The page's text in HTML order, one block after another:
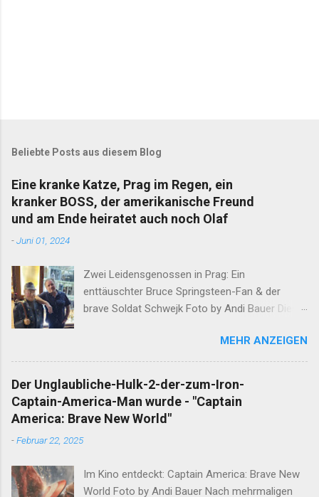
m
t
a
r
e
ö
f
f
e
n
t
h
n
Beliebte Posts aus diesem Blog
Eine kranke Katze, Prag im Regen, ein
kranker BOSS, der amerikanische Freund
und am Ende heiratet auch noch Olaf
-Juni 01, 2024
Zwei Leidensgenossen in Prag: Ein
enttäuschter Bruce Springsteen-Fan & der
brave Soldat Schwejk Foto by Andi Bauer Dieser
lange abgeschlossen. Unfassbare Ereignisse
innerhalb einer Woche verlangen jedoch eine
neuerliche Öffnung. Ergänzend darf erwähnt
werden, dass Alan am Ende dieser
Wahnsinnswoche seine Frau Mutter anrief. Er
eingekriegt hat, sagte Sie den entscheidenden
MEHR ANZEIGEN
Der Unglaubliche-Hulk-2-der-zum-Iron-
Captain-America-Man wurde - "Captain
America: Brave New World"
-Februar 22, 2025
Im Kino entdeckt: Captain America: Brave New
World Foto by Andi Bauer Nach mehrmaligen